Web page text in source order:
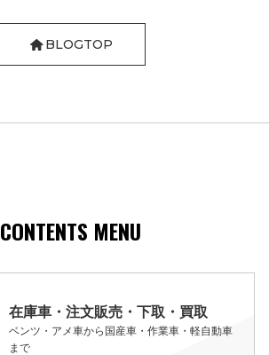
BLOGTOP
CONTENTS MENU
在庫車・注文販売・下取・買取
ベンツ・アメ車から国産車・作業車・軽自動車
まで